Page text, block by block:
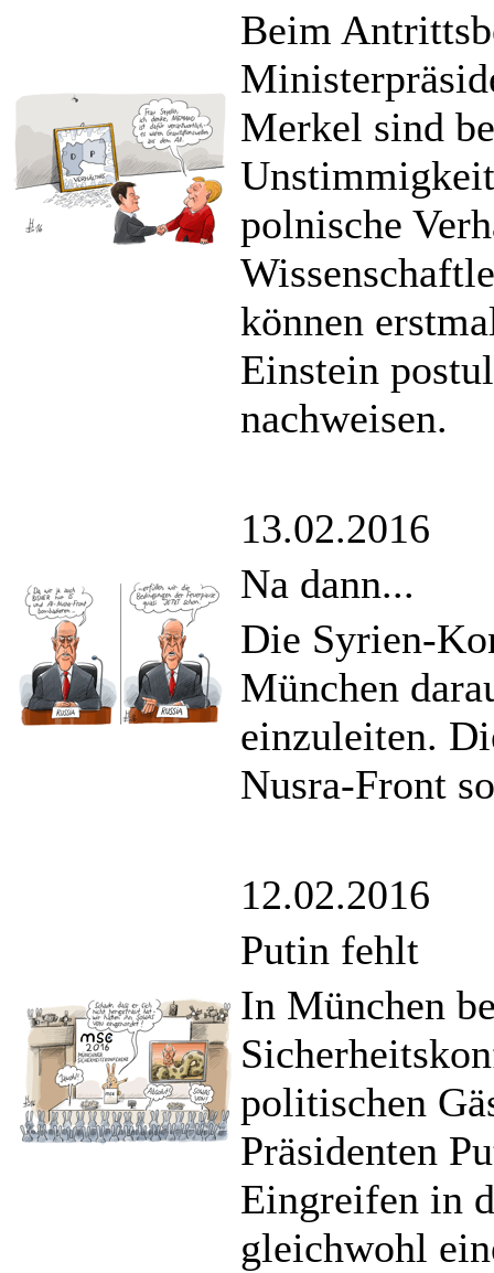
Beim
Merkel sind
polnische
können
Einstein
nachweisen.
13.02.2016
Na dann...
Die Syrien-
München
einzuleiten.
Nusra-Front
12.02.2016
Putin fehlt
In München
politischen
Präsidenten
Eingreifen in
gleichwohl